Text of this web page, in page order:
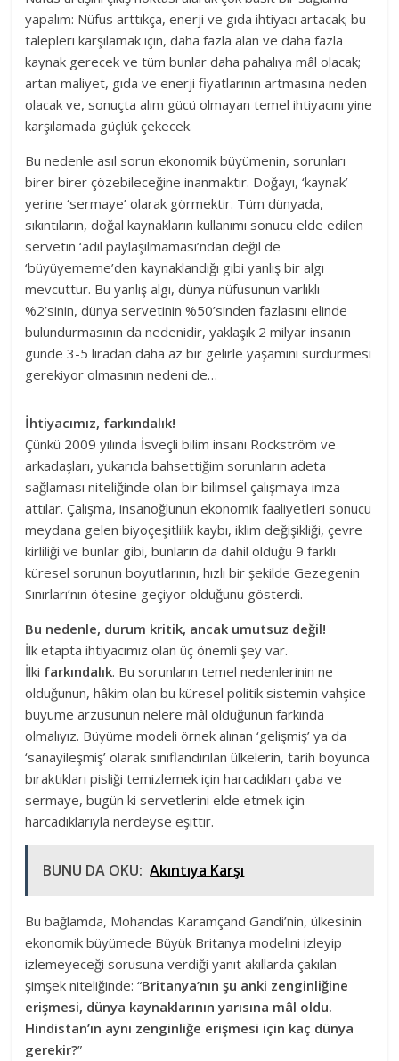
yapalım: Nüfus arttıkça, enerji ve gıda ihtiyacı artacak; bu
talepleri karşılamak için, daha fazla alan ve daha fazla
kaynak gerecek ve tüm bunlar daha pahalıya mâl olacak;
artan maliyet, gıda ve enerji fiyatlarının artmasına neden
olacak ve, sonuçta alım gücü olmayan temel ihtiyacını yine
karşılamada güçlük çekecek.
Bu nedenle asıl sorun ekonomik büyümenin, sorunları
birer birer çözebileceğine inanmaktır. Doğayı, ‘kaynak’
yerine ‘sermaye’ olarak görmektir. Tüm dünyada,
sıkıntıların, doğal kaynakların kullanımı sonucu elde edilen
servetin ‘adil paylaşılmaması’ndan değil de
‘büyüyememe’den kaynaklandığı gibi yanlış bir algı
mevcuttur. Bu yanlış algı, dünya nüfusunun varlıklı
%2’sinin, dünya servetinin %50’sinden fazlasını elinde
bulundurmasının da nedenidir, yaklaşık 2 milyar insanın
günde 3-5 liradan daha az bir gelirle yaşamını sürdürmesi
gerekiyor olmasının nedeni de…
İhtiyacımız, farkındalık!
Çünkü 2009 yılında İsveçli bilim insanı Rockström ve
arkadaşları, yukarıda bahsettiğim sorunların adeta
sağlaması niteliğinde olan bir bilimsel çalışmaya imza
attılar. Çalışma, insanoğlunun ekonomik faaliyetleri sonucu
meydana gelen biyoçeşitlilik kaybı, iklim değişikliği, çevre
kirliliği ve bunlar gibi, bunların da dahil olduğu 9 farklı
küresel sorunun boyutlarının, hızlı bir şekilde Gezegenin
Sınırları’nın ötesine geçiyor olduğunu gösterdi.
Bu nedenle, durum kritik, ancak umutsuz değil!
İlk etapta ihtiyacımız olan üç önemli şey var.
İlki farkındalık. Bu sorunların temel nedenlerinin ne
olduğunun, hâkim olan bu küresel politik sistemin vahşice
büyüme arzusunun nelere mâl olduğunun farkında
olmalıyız. Büyüme modeli örnek alınan ‘gelişmiş’ ya da
‘sanayileşmiş’ olarak sınıflandırılan ülkelerin, tarih boyunca
bıraktıkları pisliği temizlemek için harcadıkları çaba ve
sermaye, bugün ki servetlerini elde etmek için
harcadıklarıyla nerdeyse eşittir.
BUNU DA OKU: Akıntıya Karşı
Bu bağlamda, Mohandas Karamçand Gandi’nin, ülkesinin
ekonomik büyümede Büyük Britanya modelini izleyip
izlemeyeceği sorusuna verdiği yanıt akıllarda çakılan
şimşek niteliğinde: “Britanya’nın şu anki zenginliğine
erişmesi, dünya kaynaklarının yarısına mâl oldu.
Hindistan’ın aynı zenginliğe erişmesi için kaç dünya
gerekir?”